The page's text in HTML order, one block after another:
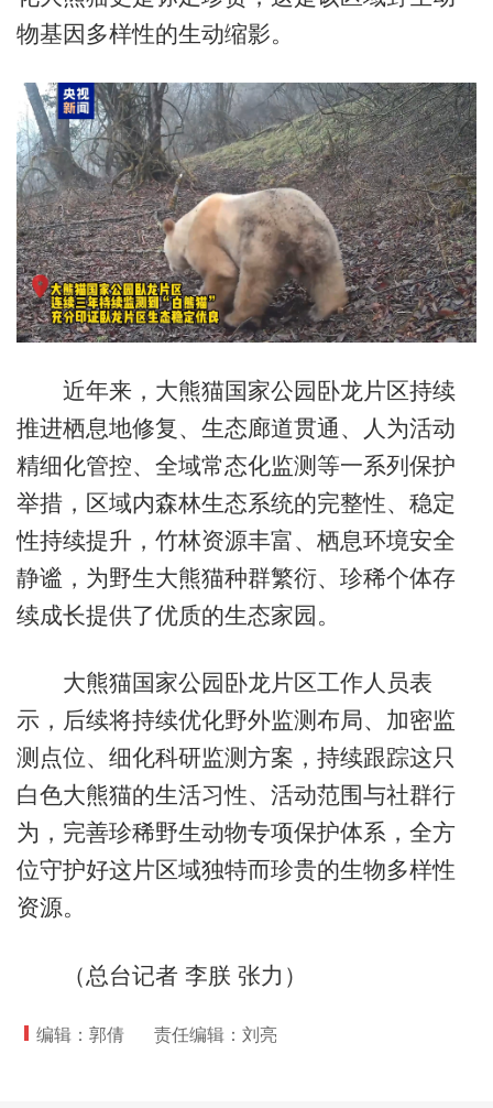
物基因多样性的生动缩影。
近年来，大熊猫国家公园卧龙片区持续
推进栖息地修复、生态廊道贯通、人为活动
精细化管控、全域常态化监测等一系列保护
举措，区域内森林生态系统的完整性、稳定
性持续提升，竹林资源丰富、栖息环境安全
静谧，为野生大熊猫种群繁衍、珍稀个体存
续成长提供了优质的生态家园。
大熊猫国家公园卧龙片区工作人员表
示，后续将持续优化野外监测布局、加密监
测点位、细化科研监测方案，持续跟踪这只
白色大熊猫的生活习性、活动范围与社群行
为，完善珍稀野生动物专项保护体系，全方
位守护好这片区域独特而珍贵的生物多样性
资源。
（总台记者 李朕 张力）
编辑：郭倩 责任编辑：刘亮